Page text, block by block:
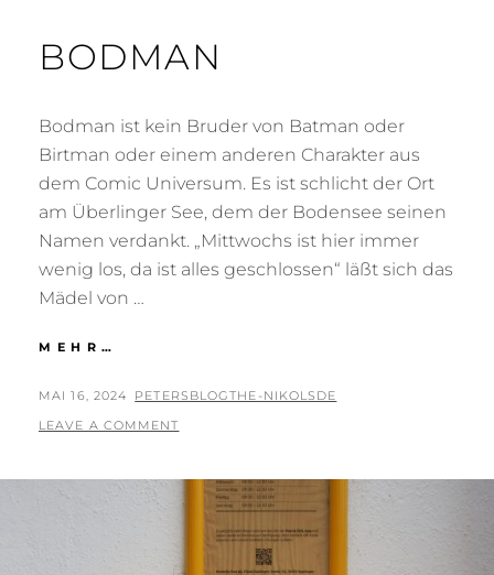
BODMAN
Bodman ist kein Bruder von Batman oder
Birtman oder einem anderen Charakter aus
dem Comic Universum. Es ist schlicht der Ort
am Überlinger See, dem der Bodensee seinen
Namen verdankt. „Mittwochs ist hier immer
wenig los, da ist alles geschlossen“ läßt sich das
Mädel von …
MEHR…
POSTED
ON
MAI 16, 2024 BY
PETERSBLOGTHE-NIKOLSDE
LEAVE A COMMENT